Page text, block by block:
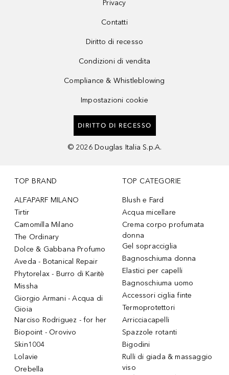
Privacy
Contatti
Diritto di recesso
Condizioni di vendita
Compliance & Whistleblowing
Impostazioni cookie
DIRITTO DI RECESSO
© 2026 Douglas Italia S.p.A.
TOP BRAND
ALFAPARF MILANO
Tirtir
Camomilla Milano
The Ordinary
Dolce & Gabbana Profumo
Aveda - Botanical Repair
Phytorelax - Burro di Karitè
Missha
Giorgio Armani - Acqua di
Gioia
Narciso Rodriguez - for her
Biopoint - Orovivo
Skin1004
Lolavie
Orebella
TOP CATEGORIE
Blush e Fard
Acqua micellare
Crema corpo profumata
donna
Gel sopracciglia
Bagnoschiuma donna
Elastici per capelli
Bagnoschiuma uomo
Accessori ciglia finte
Termoprotettori
Arricciacapelli
Spazzole rotanti
Bigodini
Rulli di giada & massaggio
viso